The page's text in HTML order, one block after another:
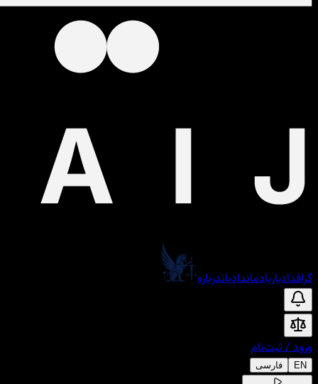
گرافدادیاریادماندادباندرباره
ورود/ثبت‌نام
EN فارسی